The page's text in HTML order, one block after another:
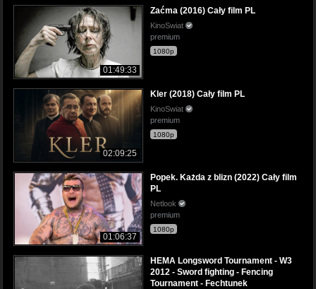
01:49:33
Zaćma (2016) Cały film PL
KinoSwiat
premium
1080p
02:09:25
Kler (2018) Cały film PL
KinoSwiat
premium
1080p
01:06:37
Popek. Każda z blizn (2022) Cały film
PL
Netlook
premium
1080p
HEMA Longsword Tournament - W3
2012 - Sword fighting - Fencing
Tournament - Fechtunek